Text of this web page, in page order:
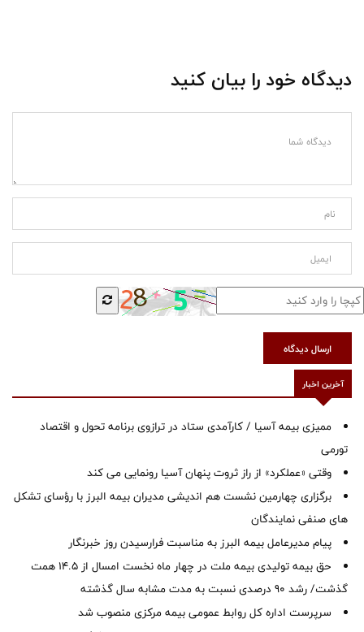
دیدگاه خود را بیان کنید
ارسال دیدگاه
آخرین اخبار
ممیزی بیمه آسیا / کارآمدی ستاد در ترازوی برنامه تحول و اقتصاد
تورمی
وقتی «عملکرد» از راز ثروت پنهان آسیا رونمایی می کند
برگزاری چهارمین نشست هم اندیشی مدیران بیمه البرز با رؤسای تشکل
های صنفی نمایندگان
پیام مدیرعامل بیمه البرز به مناسبت فرارسیدن روز خبرنگار
حق بیمه تولیدی بیمه ملت در چهار ماه نخست امسال از 14.5 همت
گذشت/ رشد 90 درصدی نسبت به مدت مشابه سال گذشته
سرپرست اداره كل روابط عمومی بیمه مركزی منصوب شد